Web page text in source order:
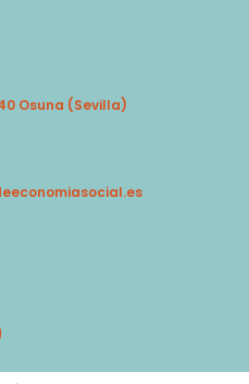
Osuna (Sevilla)